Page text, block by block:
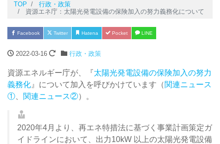
TOP
行政・政策
資源エネ庁：太陽光発電設備の保険加入の努力義務化について
Facebook Twitter Hatena Pocket LINE
2022-03-16 行政・政策
資源エネルギー庁が、『太陽光発電設備の保険加入の努力
義務化 』について加入を呼びかけています（関連ニュース
①
関連ニュース②）。
2020年4月より、再エネ特措法に基づく事業計画策定ガ
イドラインにおいて、出力10kW 以上の太陽光発電設備